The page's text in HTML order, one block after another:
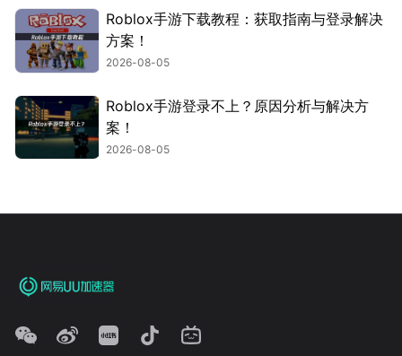
Roblox手游下载教程：获取指南与登录解决
方案！
2026-08-05
Roblox手游登录不上？原因分析与解决方
案！
2026-08-05